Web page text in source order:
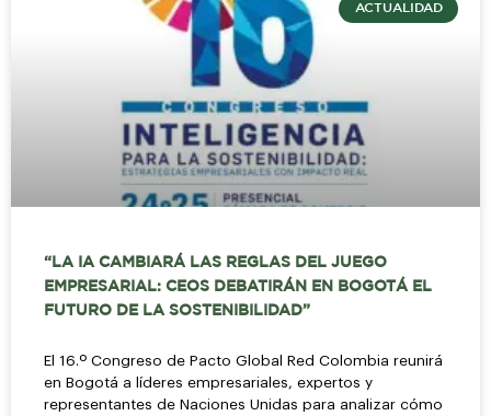
ACTUALIDAD
“LA IA CAMBIARÁ LAS REGLAS DEL JUEGO
EMPRESARIAL: CEOS DEBATIRÁN EN BOGOTÁ EL
FUTURO DE LA SOSTENIBILIDAD”
El 16.º Congreso de Pacto Global Red Colombia reunirá
en Bogotá a líderes empresariales, expertos y
representantes de Naciones Unidas para analizar cómo